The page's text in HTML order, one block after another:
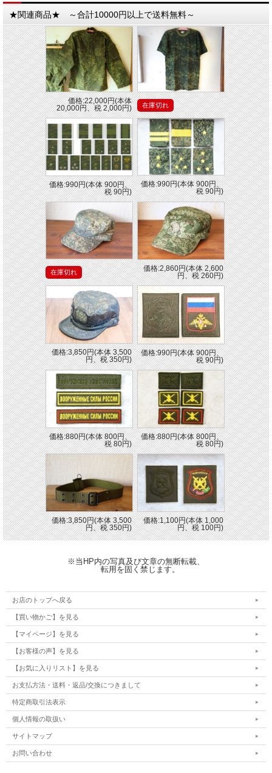
★関連商品★ ～合計10000円以上で送料無料～
価格:22,000円(本体
20,000円、税 2,000円)
在庫切れ
価格:990円(本体 900円、
税 90円)
価格:990円(本体 900円、
税 90円)
在庫切れ
価格:2,860円(本体 2,600
円、税 260円)
価格:3,850円(本体 3,500
円、税 350円)
価格:990円(本体 900円、
税 90円)
価格:880円(本体 800円、
税 80円)
価格:880円(本体 800円、
税 80円)
価格:3,850円(本体 3,500
円、税 350円)
価格:1,100円(本体 1,000
円、税 100円)
※当HP内の写真及び文章の無断転載、
転用を固く禁じます。
お店のトップへ戻る
【買い物かご】を見る
【マイページ】を見る
【お客様の声】を見る
【お気に入りリスト】を見る
お支払方法・送料・返品/交換につきまして
特定商取引法表示
個人情報の取扱い
サイトマップ
お問い合わせ